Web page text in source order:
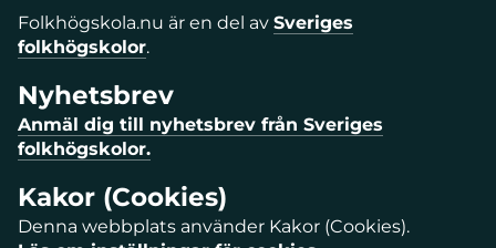
Folkhögskola.nu är en del av Sveriges
folkhögskolor.
Nyhetsbrev
Anmäl dig till nyhetsbrev från Sveriges
folkhögskolor.
Kakor (Cookies)
Denna webbplats använder Kakor (Cookies).